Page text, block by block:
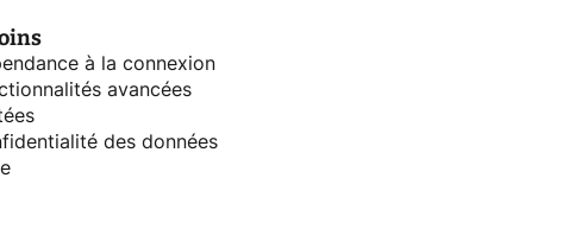
à la connexion
avancées
des données